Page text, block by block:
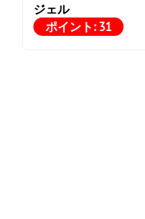
ジェル
ポイント: 31